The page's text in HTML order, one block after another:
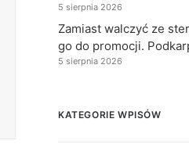
5 sierpnia 2026
Zamiast walczyć ze
go do promocji.
5 sierpnia 2026
KATEGORIE WPISÓW